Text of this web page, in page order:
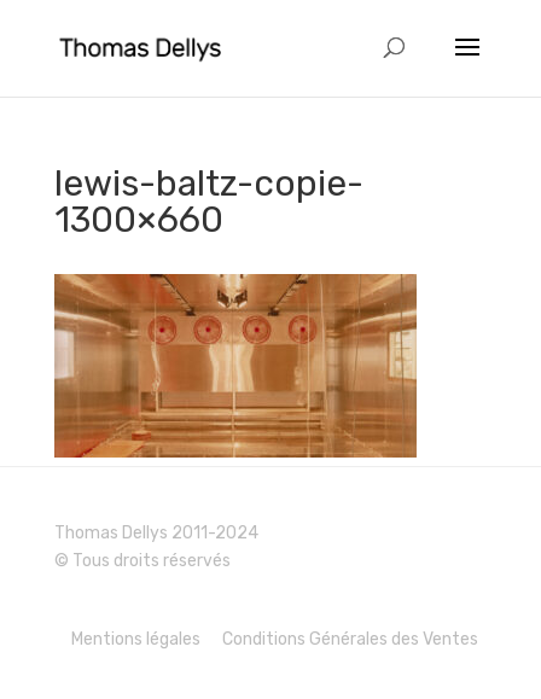
lewis-baltz-copie-
1300×660
Thomas Dellys 2011-2024
© Tous droits réservés
Mentions légales Conditions Générales des Ventes